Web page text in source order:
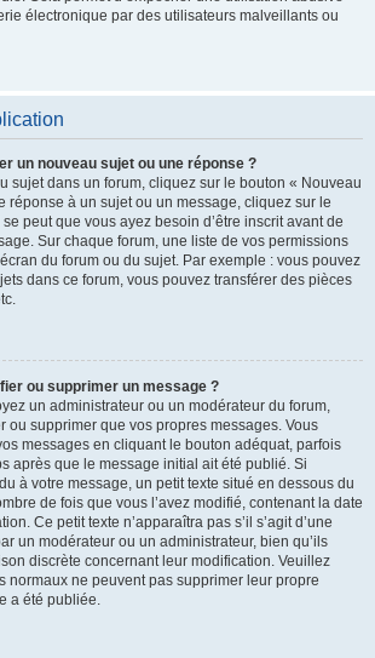
électronique par des utilisateurs malveillants ou
un nouveau sujet ou une réponse ?
sujet dans un forum, cliquez sur le bouton « Nouveau
réponse à un sujet ou un message, cliquez sur le
peut que vous ayez besoin d’être inscrit avant de
Sur chaque forum, une liste de vos permissions
du forum ou du sujet. Par exemple : vous pouvez
dans ce forum, vous pouvez transférer des pièces
ou supprimer un message ?
un administrateur ou un modérateur du forum,
ou supprimer que vos propres messages. Vous
messages en cliquant le bouton adéquat, parfois
après que le message initial ait été publié. Si
à votre message, un petit texte situé en dessous du
de fois que vous l’avez modifié, contenant la date
Ce petit texte n’apparaîtra pas s’il s’agit d’une
un modérateur ou un administrateur, bien qu’ils
discrète concernant leur modification. Veuillez
normaux ne peuvent pas supprimer leur propre
a été publiée.